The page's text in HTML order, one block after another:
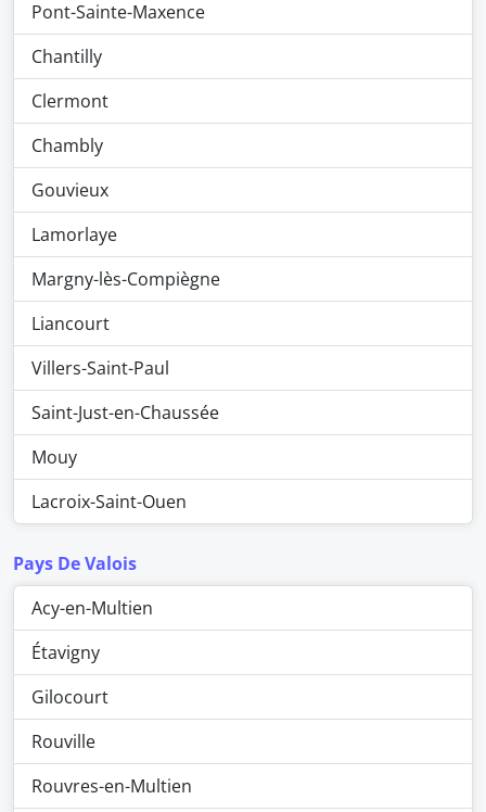
Pont-Sainte-Maxence
Chantilly
Clermont
Chambly
Gouvieux
Lamorlaye
Margny-lès-Compiègne
Liancourt
Villers-Saint-Paul
Saint-Just-en-Chaussée
Mouy
Lacroix-Saint-Ouen
Pays De Valois
Acy-en-Multien
Étavigny
Gilocourt
Rouville
Rouvres-en-Multien